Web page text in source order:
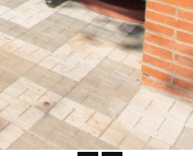
AnteriorSiguiente